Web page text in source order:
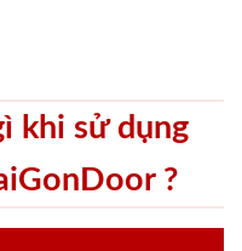
khi sử dụng
?